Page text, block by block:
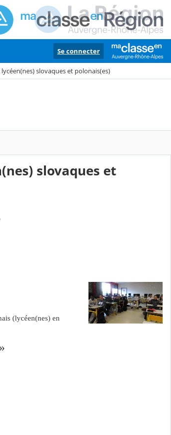
Se connecter
slovaques et polonais(es)
slovaques et
(lycéen(nes) en